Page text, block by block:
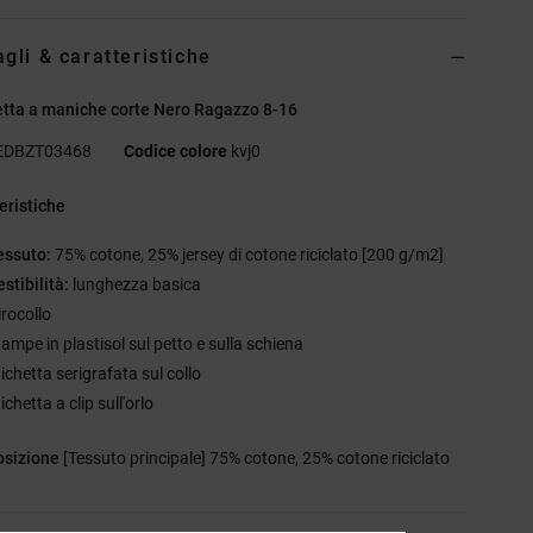
& caratteristiche
a maniche corte Nero Ragazzo 8-16
Codice colore kvj0
75% cotone, 25% jersey di cotone riciclato [200 g/m2]
lunghezza basica
in plastisol sul petto e sulla schiena
serigrafata sul collo
a clip sull'orlo
[Tessuto principale] 75% cotone, 25% cotone riciclato